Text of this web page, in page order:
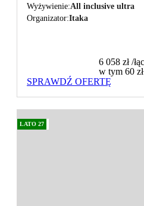
Wyżywienie All inclusive ultra
Organizator Itaka
6 058 zł/
w tym 60
SPRAWDŹ OFERTĘ
LATO 27